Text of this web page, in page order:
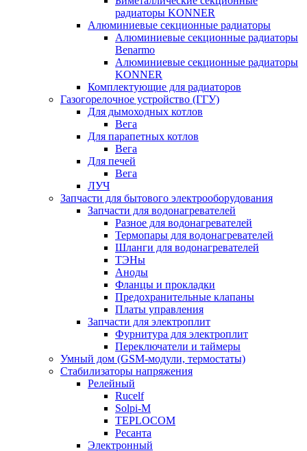
радиаторы KONNER
Алюминиевые секционные радиаторы
Алюминиевые секционные радиаторы
Benarmo
Алюминиевые секционные радиаторы
KONNER
Комплектующие для радиаторов
Газогорелочное устройство (ГГУ)
Для дымоходных котлов
Вега
Для парапетных котлов
Вега
Для печей
Вега
ЛУЧ
Запчасти для бытового электрооборудования
Запчасти для водонагревателей
Разное для водонагревателей
Термопары для водонагревателей
Шланги для водонагревателей
ТЭНы
Аноды
Фланцы и прокладки
Предохранительные клапаны
Платы управления
Запчасти для электроплит
Фурнитура для электроплит
Переключатели и таймеры
Умный дом (GSM-модули, термостаты)
Cтабилизаторы напряжения
Релейный
Rucelf
Solpi-M
TEPLOCOM
Ресанта
Электронный